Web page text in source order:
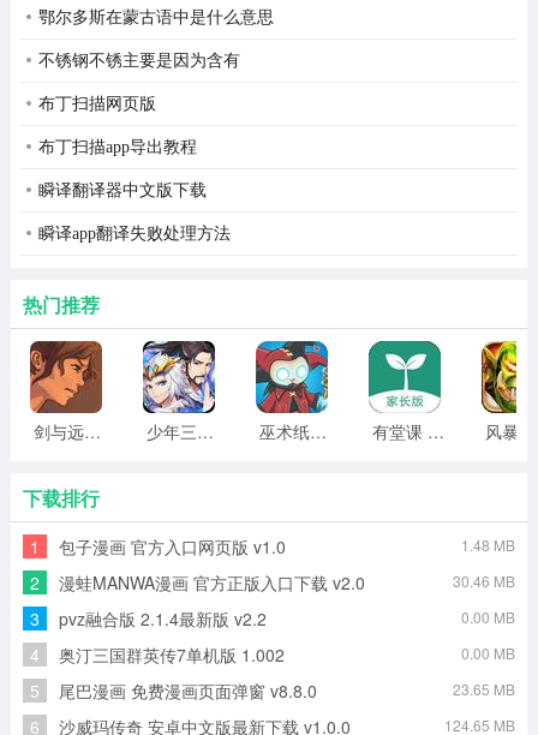
鄂尔多斯在蒙古语中是什么意思
不锈钢不锈主要是因为含有
布丁扫描网页版
布丁扫描app导出教程
瞬译翻译器中文版下载
瞬译app翻译失败处理方法
热门推荐
剑与远行人全角色版 vv1.14 少年三国志2无限元宝版最新版 vv5.3.9 巫术纸牌游戏 vv1.1.14 有堂课 v1.2.2
下载排行
1 包子漫画 官方入口网页版 v1.0 1.48 MB
2 漫蛙MANWA漫画 官方正版入口下载 v2.0 30.46 MB
3 pvz融合版 2.1.4最新版 v2.2 0.00 MB
4 奥汀三国群英传7单机版 1.002 0.00 MB
5 尾巴漫画 免费漫画页面弹窗 v8.8.0 23.65 MB
6 沙威玛传奇 安卓中文版最新下载 v1.0.0 124.65 MB